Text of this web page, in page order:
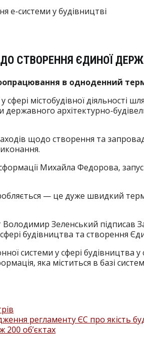
СТВОРЕННЯ ЄДИНОЇ
в одноденний
містобудівної діяльності
державного архітектурно-
щодо створення та
Михайла Федорова,
— це дуже швидкий
Зеленський підписав
будівництва та створення
системи у сфері будівництва у
яка міститься в базі
регламенту ЄС про якість
об’єктах